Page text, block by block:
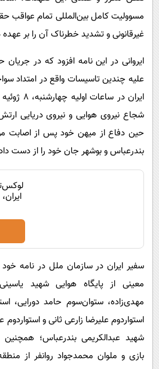
مسوولیت کامل بین‌المللی تمام عواقب
غیرقانونی و تشدید خطرناک آن را بر عهده
ایروانی در این نامه افزود که در
علیه چندین تاسیسات واقع در امتداد
شجاع نیروی هوایی و نیروی دریایی
حین دفاع از میهن خود پس از اصابت
بندرعباس و بوشهر جان خود را از دست
سفیر ایران در سازمان ملل در نامه
معینی از پایگاه هوایی شهید
مهدی‌زاده، ستوان‌سوم حامد دورایی،
استواردوم علیرضا زارعی ثانی و استواردوم
شهید عبدالکریمی بندرعباس؛ همچنین
بازی و ملوان محمدجواد روانفر از